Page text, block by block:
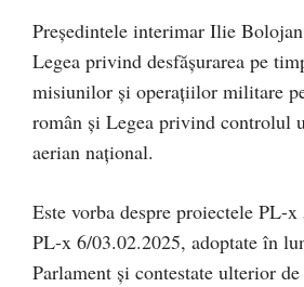
Președintele interimar Ilie
Legea privind desfășurarea pe
misiunilor și operațiilor militare
român și Legea privind controlul
aerian național.
Este vorba despre proiectele PL-
PL-x 6/03.02.2025, adoptate în
Parlament și contestate ulterior